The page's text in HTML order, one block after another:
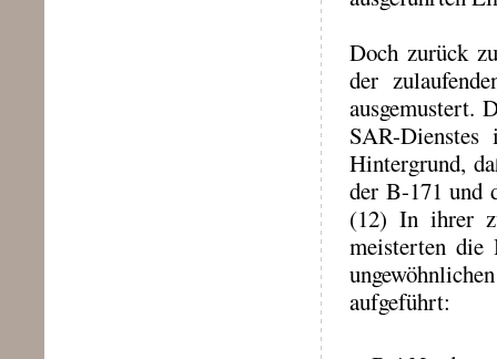
Doch zurück
der
ausgemustert.
SAR-
Hintergrund,
der B-171 und
(12) In ihrer
meisterten
aufgeführt: